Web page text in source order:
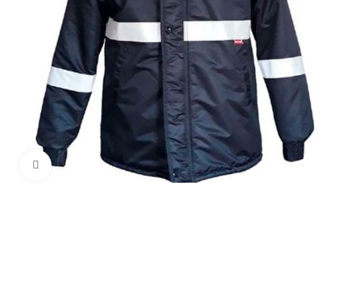
Haga Click para agrandar